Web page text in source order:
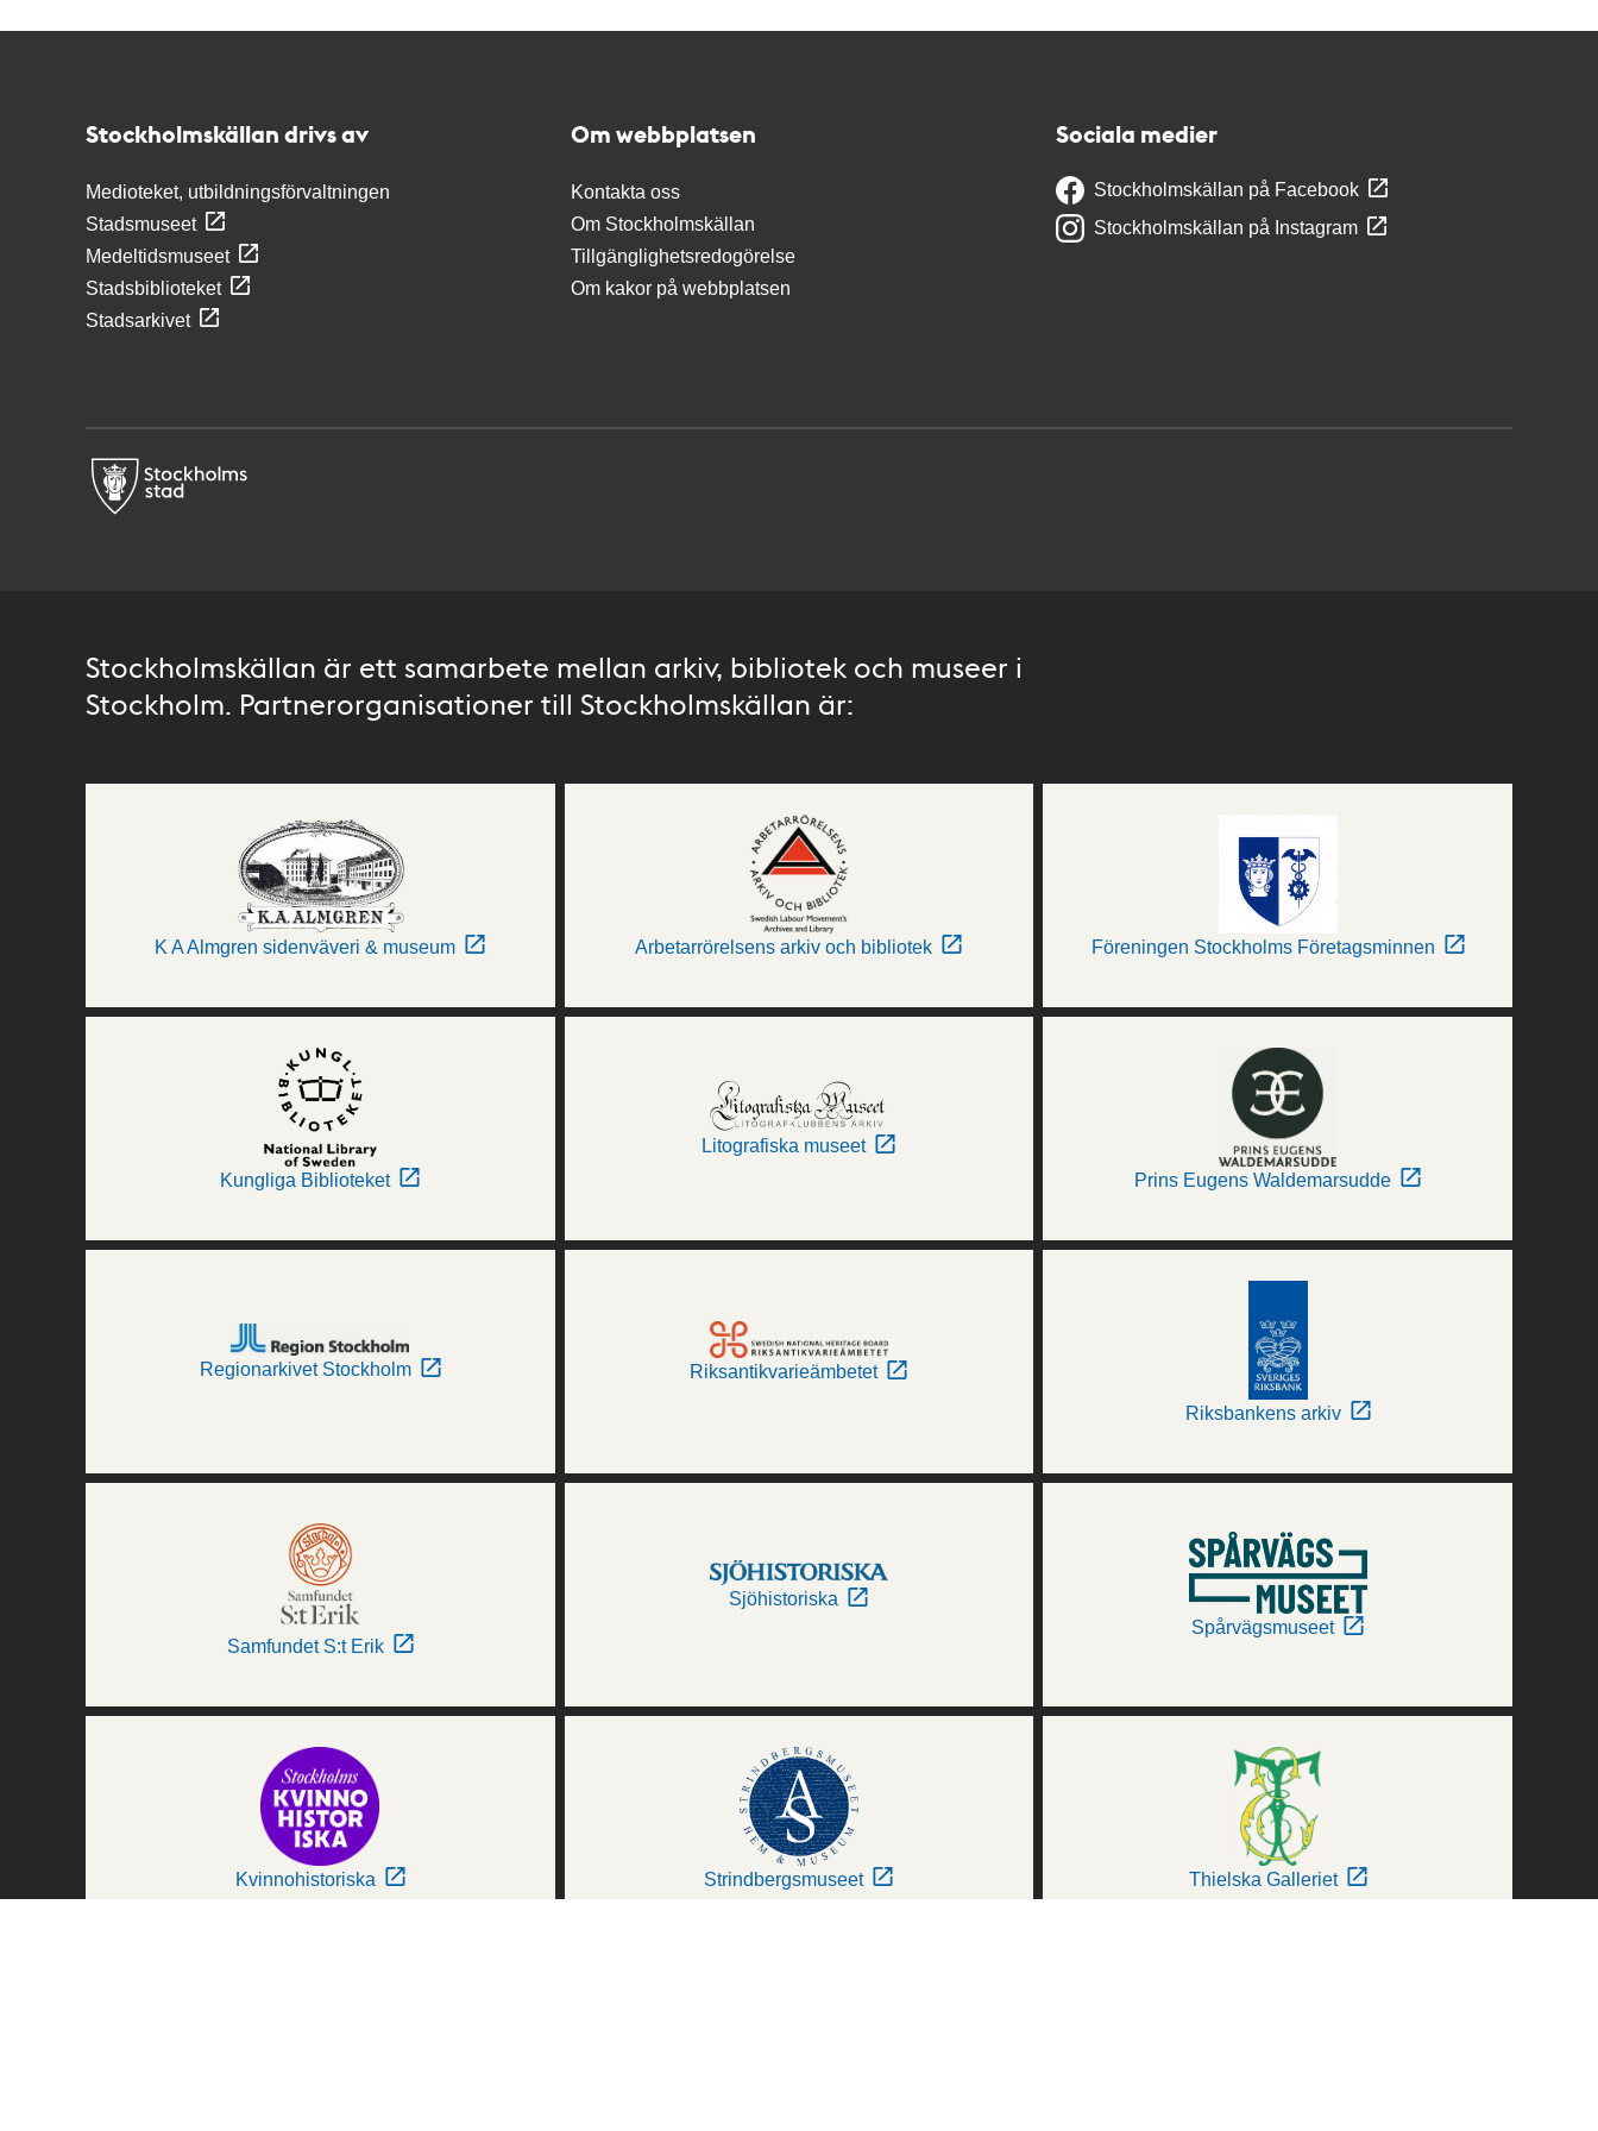
Stockholmskällan drivs av
Medioteket, utbildningsförvaltningen
Stadsmuseet
Medeltidsmuseet
Stadsbiblioteket
Stadsarkivet
Om webbplatsen
Kontakta oss
Om Stockholmskällan
Tillgänglighetsredogörelse
Om kakor på webbplatsen
Sociala medier
Stockholmskällan på Facebook
Stockholmskällan på Instagram
Stockholmskällan är ett samarbete mellan arkiv, bibliotek och museer i
Stockholm. Partnerorganisationer till Stockholmskällan är:
K A Almgren sidenväveri & museum Arbetarrörelsens arkiv och bibliotek Föreningen Stockholms Företagsminnen
Kungliga Biblioteket
Litografiska museet
Prins Eugens Waldemarsudde
Regionarkivet Stockholm Riksantikvarieämbetet
Riksbankens arkiv
Samfundet S:t Erik
Sjöhistoriska
Spårvägsmuseet
Kvinnohistoriska Strindbergsmuseet Thielska Galleriet